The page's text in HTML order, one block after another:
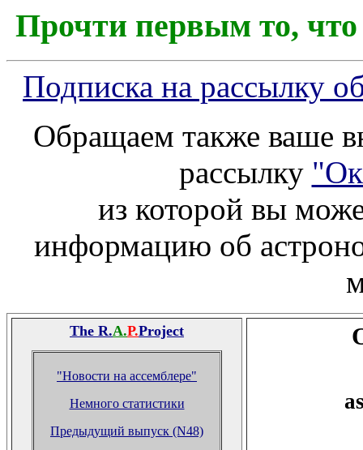
Прочти первым то,
Подписка на рассылку
Обращаем также ваше
рассылку
из которой вы
информацию об
The R.A.P.Project
"Новости на ассемблере"
Немного статистики
Предыдущий выпуск (N48)